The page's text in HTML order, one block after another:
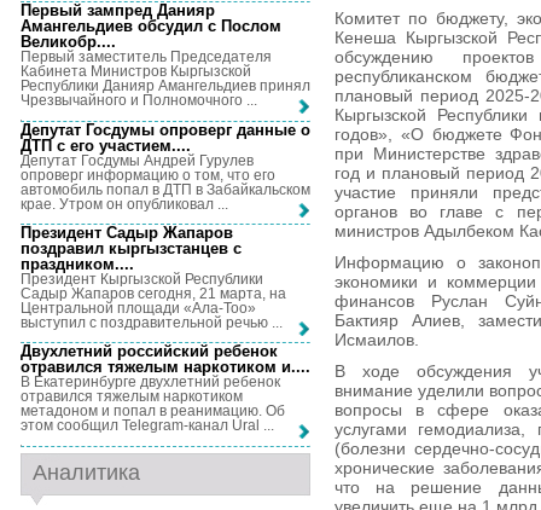
Комитет по бюджету,
Кенеша Кыргызской
обсуждению
республиканском
плановый период 2025-
Кыргызской
годов», «О бюджете
при Министерстве
год и плановый период
участие приняли
органов во главе с
министров Адылбеком
Информацию о
экономики и коммерции
финансов Руслан
Бактияр Алиев,
Исмаилов.
В ходе обсуждения
внимание уделили
вопросы в сфере
услугами гемодиализа,
(болезни сердечно-
хронические
что на решение
Первый зампред Данияр
Амангельдиев обсудил с Послом
Великобр....
Первый заместитель Председателя
Кабинета Министров Кыргызской
Республики Данияр Амангельдиев принял
Чрезвычайного и Полномочного ...
Депутат Госдумы опроверг данные о
ДТП с его участием....
Депутат Госдумы Андрей Гурулев
опроверг информацию о том, что его
автомобиль попал в ДТП в Забайкальском
крае. Утром он опубликовал ...
Президент Садыр Жапаров
поздравил кыргызстанцев с
праздником....
Президент Кыргызской Республики
Садыр Жапаров сегодня, 21 марта, на
Центральной площади «Ала-Тоо»
выступил с поздравительной речью ...
Двухлетний российский ребенок
отравился тяжелым наркотиком и....
В Екатеринбурге двухлетний ребенок
отравился тяжелым наркотиком
метадоном и попал в реанимацию. Об
этом сообщил Telegram-канал Ural ...
Аналитика